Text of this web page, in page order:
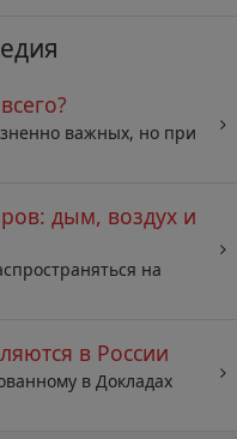
важных, но при
дым, воздух и
на
в России
в Докладах